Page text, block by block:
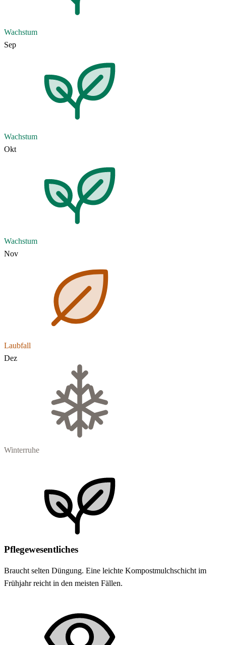
Wachstum
Sep
Wachstum
Okt
Wachstum
Nov
Laubfall
Dez
Winterruhe
Pflegewesentliches
Braucht selten Düngung. Eine leichte Kompostmulchschicht im
Frühjahr reicht in den meisten Fällen.